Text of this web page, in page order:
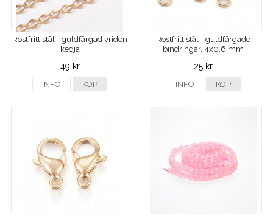
Rostfritt stål - guldfärgad vriden
kedja
49 kr
INFO KÖP
Rostfritt stål - guldfärgade
bindringar, 4x0,6 mm
25 kr
INFO KÖP